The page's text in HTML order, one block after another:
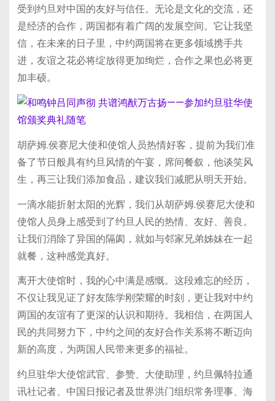
受到约旦对中国的友好与信任。无论是文化的交流，还
是经济的合作，两国都有着广阔的发展空间。它让我坚
信，在未来的日子里，中约两国将在更多领域携手共
进，友谊之花必将绽放得更加绚烂，合作之果也必将更
加丰硕。
胡萨姆.侯赛尼大使和使馆人员热情好客，提前为我们准
备了节日般具有约旦风情的午宴，席间餐叙，他谈笑风
生，再三让我们添加食品，建议我们减肥从明天开始。
一滴水能折射太阳的光辉，我们从胡萨姆.侯赛尼大使和
使馆人员身上感受到了约旦人民的热情、友好、善良。
让我们消除了异国的隔阂，就如与邻家兄弟姊妹在一起
就餐，这种感觉真好。
离开大使馆时，我的心中满是感慨。这段难忘的经历，
不仅让我见证了好友陈学刚荣耀的时刻，更让我对中约
两国的友谊有了更深的认识和期待。我相信，在两国人
民的共同努力下，中约之间的友好合作关系将不断迈向
新的高度，为两国人民带来更多的福祉。
约旦驻华大使馆武官、参赞、大使助理，约旦佩特拉通
讯社记者、中国日报记者及世界洪门组织常务理事、海